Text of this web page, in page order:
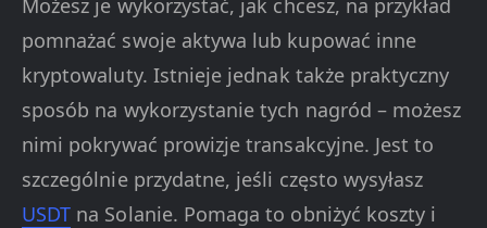
Możesz je wykorzystać, jak chcesz, na przykład
pomnażać swoje aktywa lub kupować inne
kryptowaluty. Istnieje jednak także praktyczny
sposób na wykorzystanie tych nagród – możesz
nimi pokrywać prowizje transakcyjne. Jest to
szczególnie przydatne, jeśli często wysyłasz
USDT na Solanie. Pomaga to obniżyć koszty i